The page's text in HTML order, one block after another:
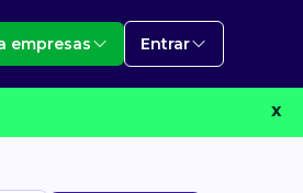
empresas Entrar
X